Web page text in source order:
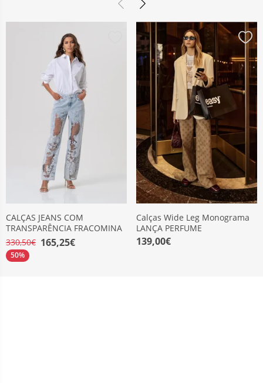
CALÇAS JEANS COM
TRANSPARÊNCIA FRACOMINA
330,50€ 165,25€
50%
Calças Wide Leg Monograma
LANÇA PERFUME
139,00€